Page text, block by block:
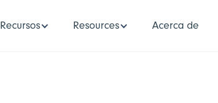
Recursos Resources Acerca de